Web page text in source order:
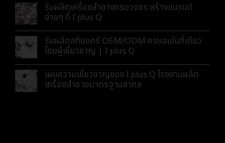
รับผลิตเครื่องสำอางครบวงจร สร้างแบรนด์
ง่ายๆ ที่ I plus Q
รับผลิตสกินแคร์ OEM/ODM ครบจบในที่เดียว
โดยผู้เชี่ยวชาญ | I plus Q
เผยความเชี่ยวชาญของ I plus Q โรงงานผลิต
เครื่องสำอางมาตรฐานสากล